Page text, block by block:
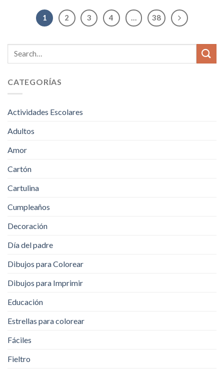
1 2 3 4 … 38
CATEGORÍAS
Actividades Escolares
Adultos
Amor
Cartón
Cartulina
Cumpleaños
Decoración
Día del padre
Dibujos para Colorear
Dibujos para Imprimir
Educación
Estrellas para colorear
Fáciles
Fieltro